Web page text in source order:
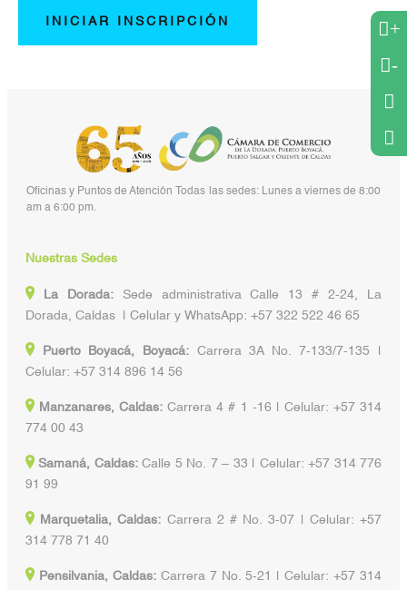
INICIAR INSCRIPCIÓN
+
-
Oficinas y Puntos de Atención Todas las sedes: Lunes a viernes de 8:00
am a 6:00 pm.
Nuestras Sedes
La Dorada:Sede administrativa Calle 13 # 2-24, La
Dorada, Caldas | Celular y WhatsApp: +57 322 522 46 65
Puerto Boyacá, Boyacá:Carrera 3A No. 7-133/7-135 |
Celular: +57 314 896 14 56
Manzanares, Caldas: Carrera 4 # 1 -16 | Celular: +57 314
774 00 43
Samaná, Caldas:Calle 5 No. 7 – 33 | Celular: +57 314 776
91 99
Marquetalia, Caldas: Carrera 2 # No. 3-07 | Celular: +57
314 778 71 40
Pensilvania, Caldas:Carrera 7 No. 5-21 | Celular: +57 314